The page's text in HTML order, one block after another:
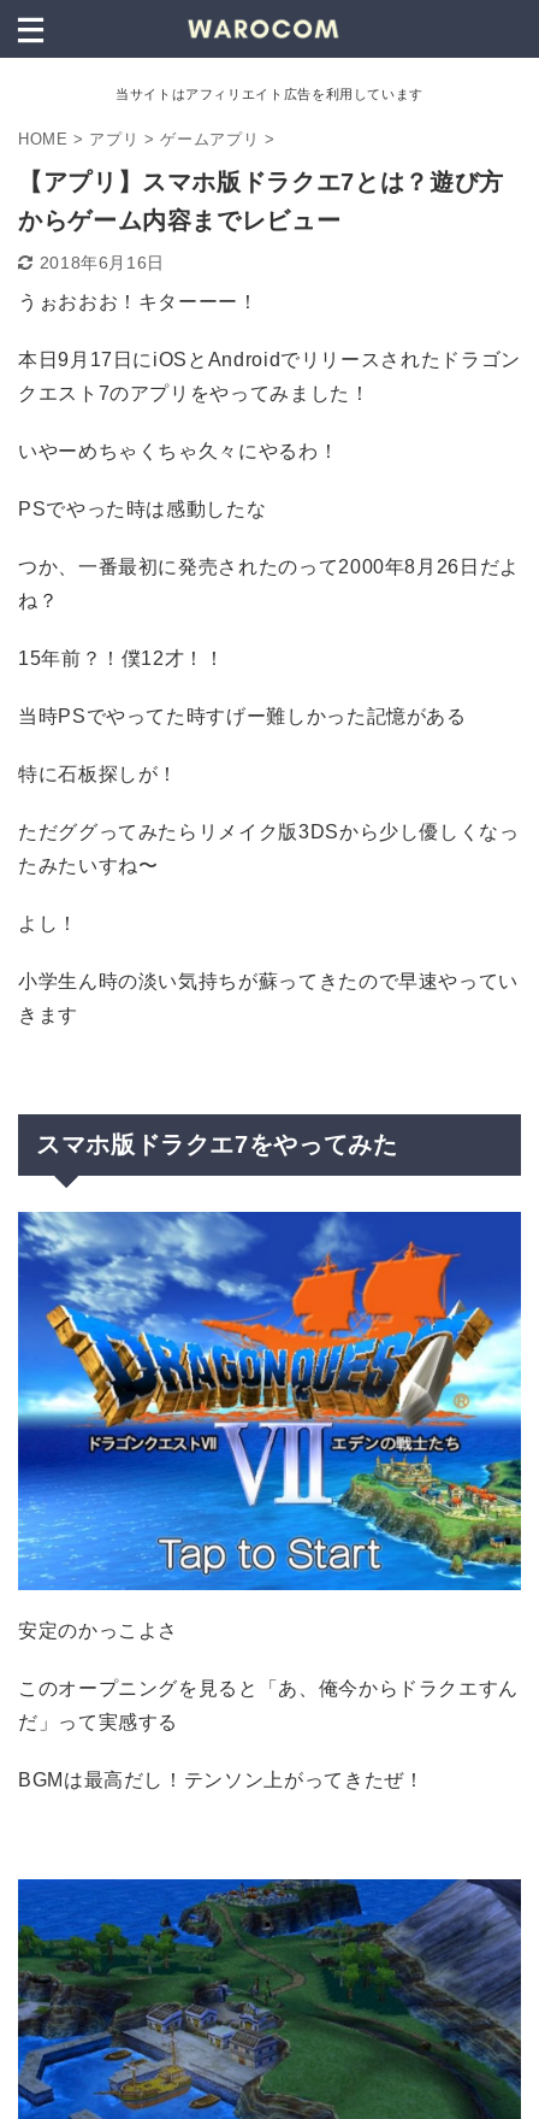
当サイトはアフィリエイト広告を利用しています
HOME > アプリ > ゲームアプリ >
【アプリ】スマホ版ドラクエ7とは？遊び方
からゲーム内容までレビュー
2018年6月16日
うぉおおお！キターーー！
本日9月17日にiOSとAndroidでリリースされたドラゴン
クエスト7のアプリをやってみました！
いやーめちゃくちゃ久々にやるわ！
PSでやった時は感動したな
つか、一番最初に発売されたのって2000年8月26日だよ
ね？
15年前？！ 僕12才！！
当時PSでやってた時すげー難しかった記憶がある
特に石板探しが！
ただググってみたらリメイク版3DSから少し優しくなっ
たみたいすね〜
よし！
小学生ん時の淡い気持ちが蘇ってきたので早速やってい
きます
スマホ版ドラクエ7をやってみた
安定のかっこよさ
このオープニングを見ると「あ、俺今からドラクエすん
だ」って実感する
BGMは最高だし！テンソン上がってきたぜ！